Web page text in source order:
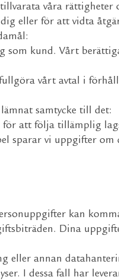
våra rättigheter
eller för att vidta
kund. Vårt
vårt avtal i
samtycke till det:
för att följa tillämplig
sparar vi uppgifter om
kan
Dina
eller annan
I dessa fall har